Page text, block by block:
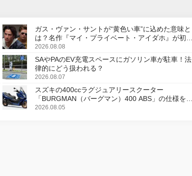
ガス・ヴァン・サントが“黄色い車”に込めた意味と
は？名作『マイ・プライベート・アイダホ』が初の
デジタルリマスター版で復活
2026.08.08
SAやPAのEV充電スペースにガソリン車が駐車！法
律的にどう扱われる？
2026.08.07
スズキの400ccラグジュアリースクーター
「BURGMAN（バーグマン）400 ABS」の仕様を変
更し、8月18日に発売
2026.08.05